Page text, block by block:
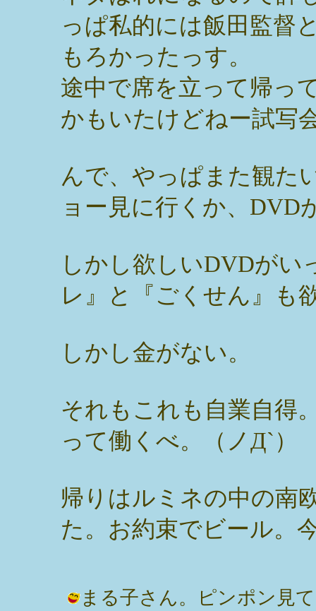
っぱ私的には飯田監督
もろかったっす。
途中で席を立って帰っ
かもいたけどねー試写
んで、やっぱまた観た
ョー見に行くか、DVD
しかし欲しいDVDがい
レ』と『ごくせん』も
しかし金がない。
それもこれも自業自得
って働くべ。（ノД`）
帰りはルミネの中の南
た。お約束でビール。
まる子さん。ピンポン見